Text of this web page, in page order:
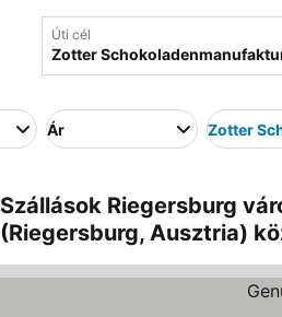
Úti cél
Ár Zotter
Szállások Riegersburg
(Riegersburg, Ausztria)